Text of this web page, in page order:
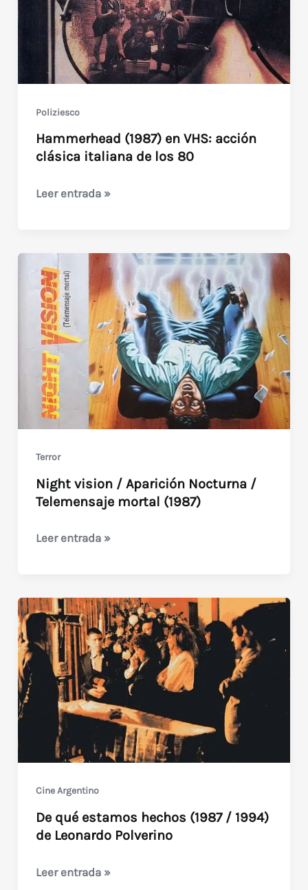
Pat
Hobby
Teamed
with
Genius
Poliziesco
Hammerhead (1987) en VHS: acción
clásica italiana de los 80
Hammerhead
VHS:
acción
clásica
italiana
de
los
80
Leer entrada »
Terror
Night vision / Aparición Nocturna /
Telemensaje mortal (1987)
Night
Aparición
Nocturna
Telemensaje
mortal
(1987)
Leer entrada »
Cine Argentino
De qué estamos hechos (1987 / 1994)
de Leonardo Polverino
De
Leer entrada »